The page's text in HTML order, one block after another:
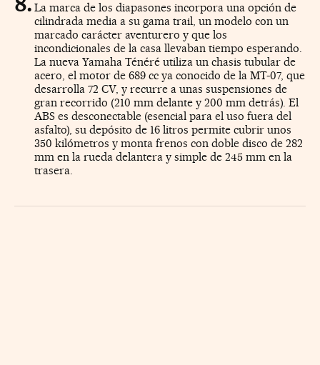
La marca de los diapasones incorpora una opción de
cilindrada media a su gama trail, un modelo con un
marcado carácter aventurero y que los
incondicionales de la casa llevaban tiempo esperando.
La nueva Yamaha Ténéré utiliza un chasis tubular de
acero, el motor de 689 cc ya conocido de la MT-07, que
desarrolla 72 CV, y recurre a unas suspensiones de
gran recorrido (210 mm delante y 200 mm detrás). El
ABS es desconectable (esencial para el uso fuera del
asfalto), su depósito de 16 litros permite cubrir unos
350 kilómetros y monta frenos con doble disco de 282
mm en la rueda delantera y simple de 245 mm en la
trasera.